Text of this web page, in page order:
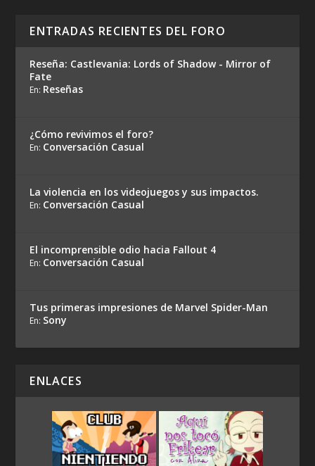
ENTRADAS RECIENTES DEL FORO
Reseña: Castlevania: Lords of Shadow - Mirror of
Fate
En: Reseñas
¿Cómo revivimos el foro?
En: Conversación Casual
La violencia en los videojuegos y sus impactos.
En: Conversación Casual
El incomprensible odio hacia Fallout 4
En: Conversación Casual
Tus primeras impresiones de Marvel Spider-Man
En: Sony
ENLACES